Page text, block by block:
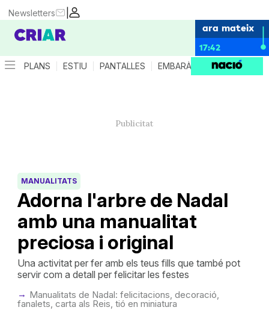
|
Newsletters
ara mateix
17:42
PLANS ESTIU PANTALLES EMBARÀS CRIANÇA
Adorna l'arbre de Nadal
amb una manualitat
preciosa i original
MANUALITATS
Una activitat per fer amb els teus fills que també pot
servir com a detall per felicitar les festes
Manualitats de Nadal: felicitacions, decoració,
fanalets, carta als Reis, tió en miniatura